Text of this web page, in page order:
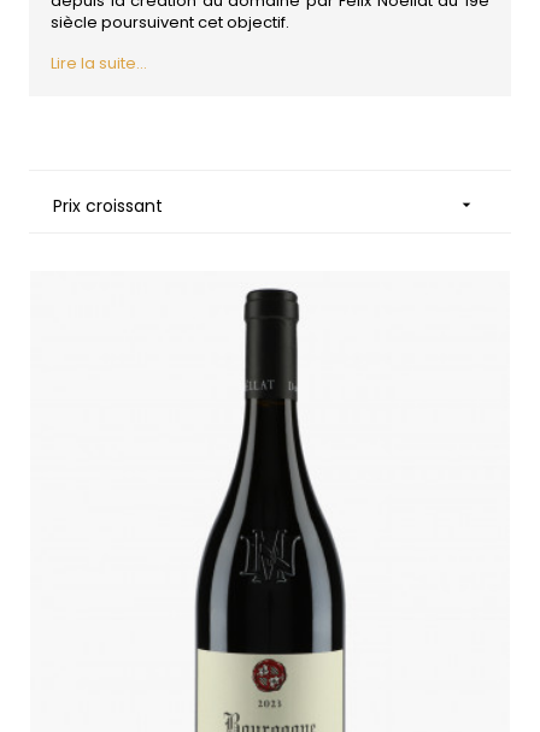
siècle poursuivent cet objectif.
Lire la suite...
Prix croissant 